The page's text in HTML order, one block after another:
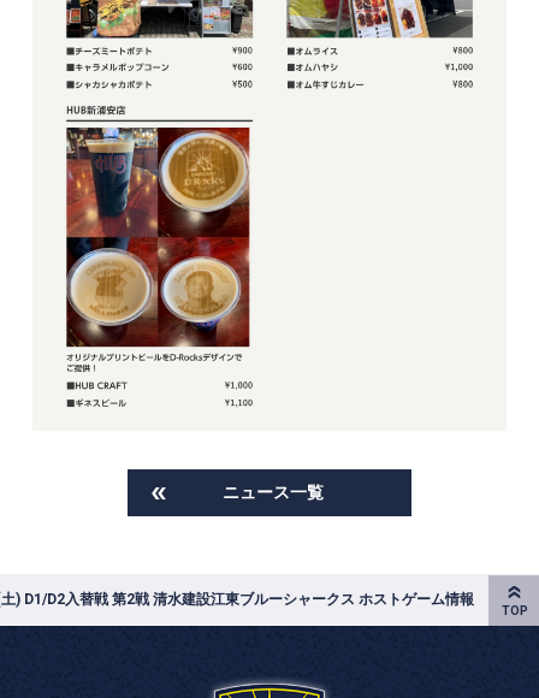
ニュース一覧
) D1/D2入替戦 第2戦 清水建設江東ブルーシャークス ホストゲーム情報